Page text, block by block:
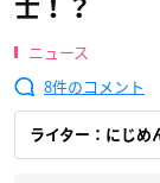
士！？
ニュース
8
ライター：にじめ